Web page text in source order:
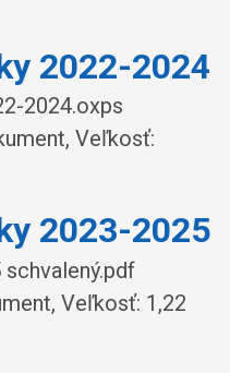
2022-2024
2024.oxps
Veľkosť:
2023-2025
Veľkosť: 1,22